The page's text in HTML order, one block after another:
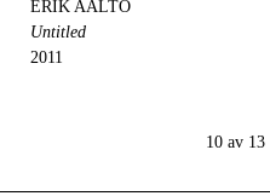
ERIK AALTO
Untitled
2011
10 av 13 |